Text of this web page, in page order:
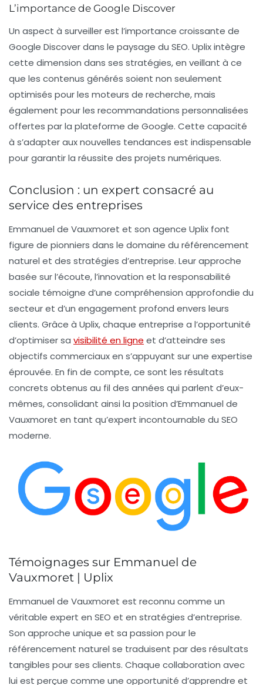
L’importance de Google Discover
Un aspect à surveiller est l’importance croissante de
Google Discover dans le paysage du SEO. Uplix intègre
cette dimension dans ses stratégies, en veillant à ce
que les contenus générés soient non seulement
optimisés pour les moteurs de recherche, mais
également pour les recommandations personnalisées
offertes par la plateforme de Google. Cette capacité
à s’adapter aux nouvelles tendances est indispensable
pour garantir la réussite des projets numériques.
Conclusion : un expert consacré au
service des entreprises
Emmanuel de Vauxmoret et son agence Uplix font
figure de pionniers dans le domaine du référencement
naturel et des stratégies d’entreprise. Leur approche
basée sur l’écoute, l’innovation et la responsabilité
sociale témoigne d’une compréhension approfondie du
secteur et d’un engagement profond envers leurs
clients. Grâce à Uplix, chaque entreprise a l’opportunité
d’optimiser sa visibilité en ligne et d’atteindre ses
objectifs commerciaux en s’appuyant sur une expertise
éprouvée. En fin de compte, ce sont les résultats
concrets obtenus au fil des années qui parlent d’eux-
mêmes, consolidant ainsi la position d’Emmanuel de
Vauxmoret en tant qu’expert incontournable du SEO
moderne.
Témoignages sur Emmanuel de
Vauxmoret | Uplix
Emmanuel de Vauxmoret est reconnu comme un
véritable expert en SEO et en stratégies d’entreprise.
Son approche unique et sa passion pour le
référencement naturel se traduisent par des résultats
tangibles pour ses clients. Chaque collaboration avec
lui est perçue comme une opportunité d’apprendre et